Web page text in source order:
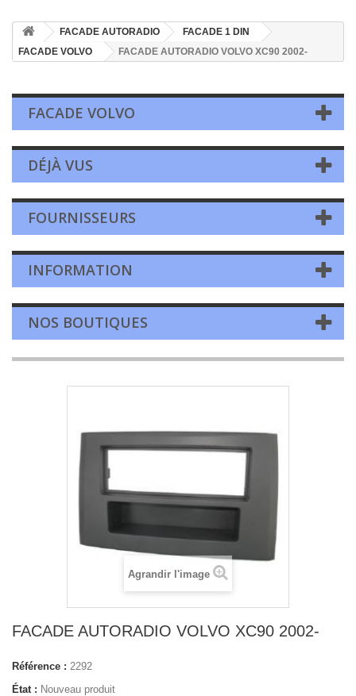
FACADE AUTORADIO
FACADE 1 DIN
FACADE VOLVO
FACADE AUTORADIO VOLVO XC90 2002-
FACADE VOLVO
DÉJÀ VUS
FOURNISSEURS
INFORMATION
NOS BOUTIQUES
Agrandir l'image
FACADE AUTORADIO VOLVO XC90 2002-
Référence : 2292
État : Nouveau produit